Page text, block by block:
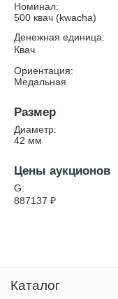
Номинал:
500 квач (kwacha)
Денежная единица:
Квач
Ориентация:
Медальная
Размер
Диаметр:
42 мм
Цены аукционов
G:
887137 ₽
Каталог